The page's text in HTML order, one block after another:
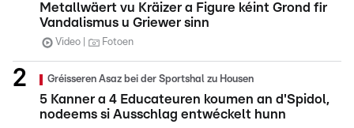
Metallwäert vu Kräizer a Figure kéint Grond fir
Vandalismus u Griewer sinn
Video Fotoen
Gréisseren Asaz bei der Sportshal zu Housen
5 Kanner a 4 Educateuren koumen an d'Spidol,
nodeems si Ausschlag entwéckelt hunn